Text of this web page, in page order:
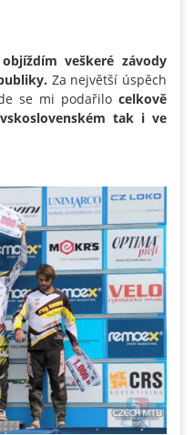
veškeré závody
Za největší úspěch
se mi podařilo celkově
tak i ve